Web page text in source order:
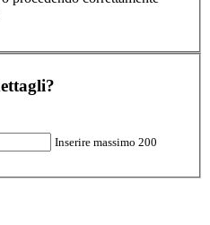
Inserire massimo 200